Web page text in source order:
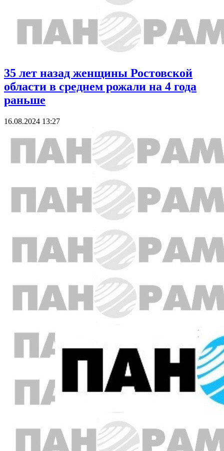
35 лет назад женщины Ростовской
области в среднем рожали на 4 года
раньше
16.08.2024 13:27